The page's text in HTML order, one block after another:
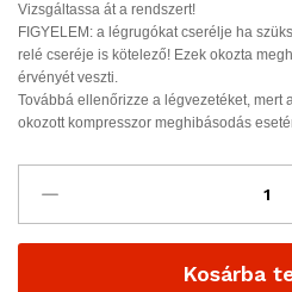
Vizsgáltassa át a rendszert!
FIGYELEM: a légrugókat cserélje ha
relé cseréje is kötelező! Ezek okozta
érvényét veszti.
Továbbá ellenőrizze a légvezetéket, mert
okozott kompresszor meghibásodás
Kosárba